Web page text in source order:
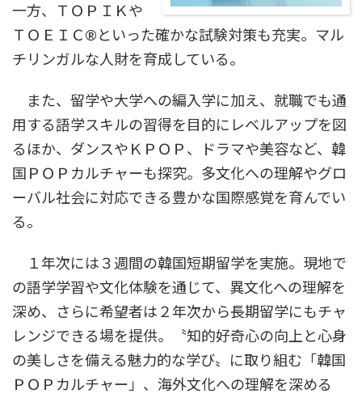
一方、ＴＯＰＩＫや
ＴＯＥＩＣ®といった確かな試験対策も充実。マル
チリンガルな人財を育成している。
また、留学や大学への編入学に加え、就職でも通
用する語学スキルの習得を目的にレベルアップを図
るほか、ダンスやＫＰＯＰ、ドラマや美容など、韓
国ＰＯＰカルチャーも探究。多文化への理解やグロ
ーバル社会に対応できる豊かな国際感覚を育んでい
る。
１年次には３週間の韓国短期留学を実施。現地で
の語学学習や文化体験を通じて、異文化への理解を
深め、さらに希望者は２年次から長期留学にもチャ
レンジできる場を提供。〝知的好奇心の向上と心身
の美しさを備える魅力的な学び〟に取り組む「韓国
ＰＯＰカルチャー」、海外文化への理解を深める